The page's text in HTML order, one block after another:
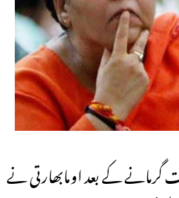
کے بعد اومابھارتی نے